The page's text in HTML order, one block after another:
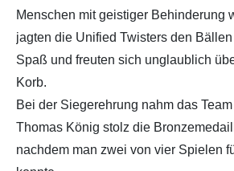
Menschen mit geistiger Behinderung
jagten die Unified Twisters den Bällen
Spaß und freuten sich unglaublich
Korb.
Bei der Siegerehrung nahm das
Thomas König stolz die
nachdem man zwei von vier Spielen